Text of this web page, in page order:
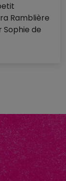
Ramblière
Sophie de